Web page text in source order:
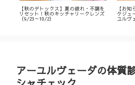
【秋のデトックス】夏の疲れ・不調を
リセット！秋のキッチャリークレンズ
（9/23～10/2）
【お
ケジュ
ユルヴ
アーユルヴェーダの体質